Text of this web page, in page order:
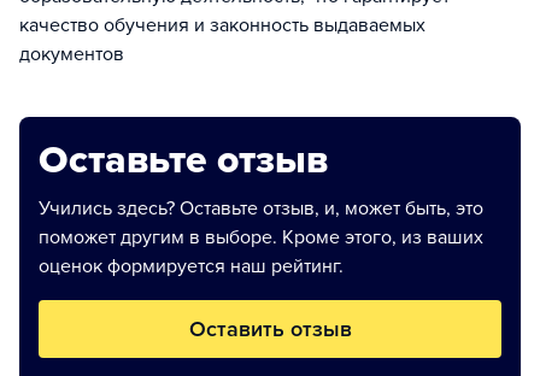
качество обучения и законность выдаваемых
документов
Оставьте отзыв
Учились здесь? Оставьте отзыв, и, может быть, это
поможет другим в выборе. Кроме этого, из ваших
оценок формируется наш рейтинг.
Оставить отзыв